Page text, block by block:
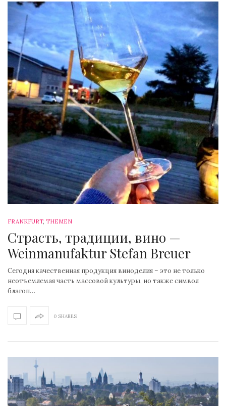
FRANKFURT, THEMEN
Страсть, традиции, вино —
Weinmanufaktur Stefan Breuer
Сегодня качественная продукция виноделия – это не только
неотъемлемая часть массовой культуры, но также символ
благоп…
0 SHARES